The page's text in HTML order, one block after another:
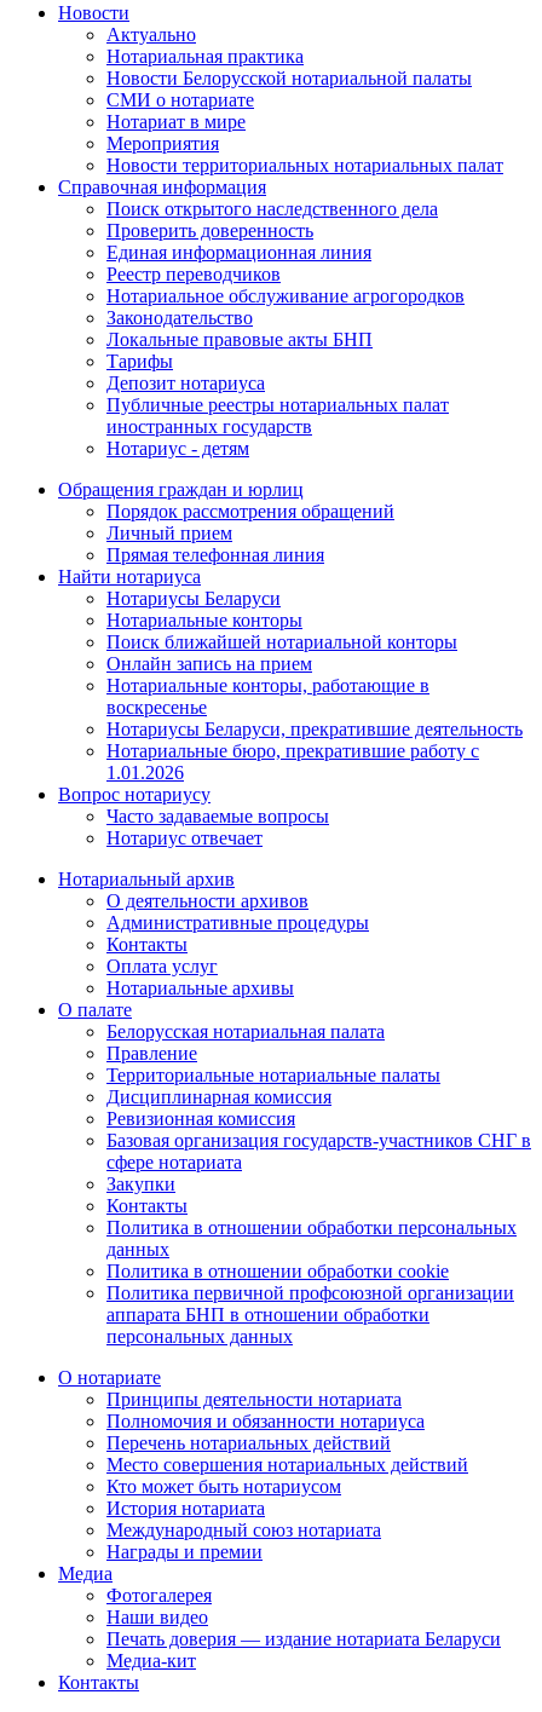
Новости
Актуально
Нотариальная практика
Новости Белорусской нотариальной палаты
СМИ о нотариате
Нотариат в мире
Мероприятия
Новости территориальных нотариальных палат
Справочная информация
Поиск открытого наследственного дела
Проверить доверенность
Единая информационная линия
Реестр переводчиков
Нотариальное обслуживание агрогородков
Законодательство
Локальные правовые акты БНП
Тарифы
Депозит нотариуса
Публичные реестры нотариальных палат
иностранных государств
Нотариус - детям
Обращения граждан и юрлиц
Порядок рассмотрения обращений
Личный прием
Прямая телефонная линия
Найти нотариуса
Нотариусы Беларуси
Нотариальные конторы
Поиск ближайшей нотариальной конторы
Онлайн запись на прием
Нотариальные конторы, работающие в
воскресенье
Нотариусы Беларуси, прекратившие деятельность
Нотариальные бюро, прекратившие работу с
1.01.2026
Вопрос нотариусу
Часто задаваемые вопросы
Нотариус отвечает
Нотариальный архив
О деятельности архивов
Административные процедуры
Контакты
Оплата услуг
Нотариальные архивы
О палате
Белорусская нотариальная палата
Правление
Территориальные нотариальные палаты
Дисциплинарная комиссия
Ревизионная комиссия
Базовая организация государств-участников СНГ в
сфере нотариата
Закупки
Контакты
Политика в отношении обработки персональных
данных
Политика в отношении обработки cookie
Политика первичной профсоюзной организации
аппарата БНП в отношении обработки
персональных данных
О нотариате
Принципы деятельности нотариата
Полномочия и обязанности нотариуса
Перечень нотариальных действий
Место совершения нотариальных действий
Кто может быть нотариусом
История нотариата
Международный союз нотариата
Награды и премии
Медиа
Фотогалерея
Наши видео
Печать доверия — издание нотариата Беларуси
Медиа-кит
Контакты